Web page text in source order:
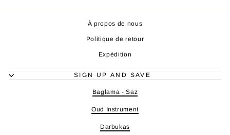
À propos de nous
Politique de retour
Expédition
SIGN UP AND SAVE
Baglama - Saz
Oud Instrument
Darbukas